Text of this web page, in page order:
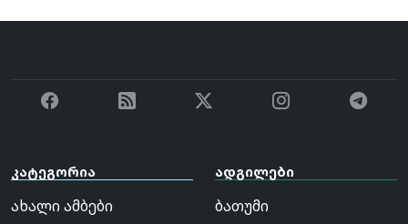
კატეგორია
ახალი ამბები
ადგილები
ბათუმი